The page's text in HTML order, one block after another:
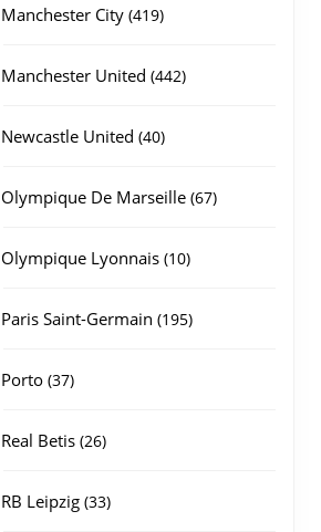
Manchester City 419419
Manchester United 442442
Newcastle United 4040
Olympique De Marseille 6767
Olympique Lyonnais 1010
Paris Saint-Germain 195195
Porto 3737
Real Betis 2626
RB Leipzig 3333